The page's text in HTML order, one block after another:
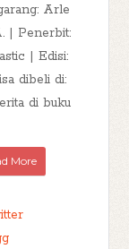
Arle
| Penerbit:
| Edisi:
dibeli di:
di buku
More